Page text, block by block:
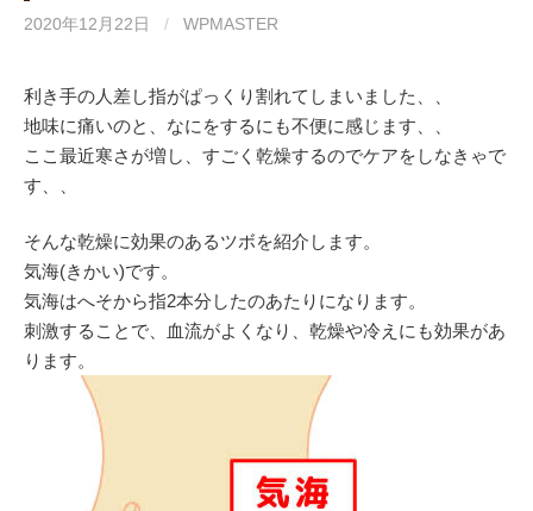
2020年12月22日 / WPMASTER
利き手の人差し指がぱっくり割れてしまいました、、
地味に痛いのと、なにをするにも不便に感じます、、
ここ最近寒さが増し、すごく乾燥するのでケアをしなきゃで
す、、
そんな乾燥に効果のあるツボを紹介します。
気海(きかい)です。
気海はへそから指2本分したのあたりになります。
刺激することで、血流がよくなり、乾燥や冷えにも効果があ
ります。